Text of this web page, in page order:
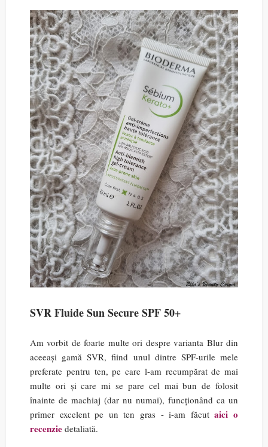
SVR Fluide Sun Secure SPF 50+
Am vorbit de foarte multe ori despre varianta Blur din
aceeași gamă SVR, fiind unul dintre SPF-urile mele
preferate pentru ten, pe care l-am recumpărat de mai
multe ori și care mi se pare cel mai bun de folosit
înainte de machiaj (dar nu numai), funcționând ca un
primer excelent pe un ten gras - i-am făcutaici o
recenzie detaliată.